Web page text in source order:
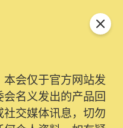
会仅于官方网站发
名义发出的产品回
交媒体讯息，切勿
关闭